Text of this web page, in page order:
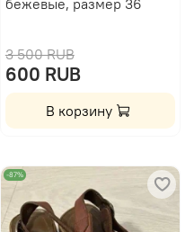
3 500 RUB
600 RUB
В корзину
-87%